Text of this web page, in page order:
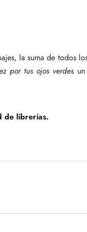
la suma de todos
por tus ojos verdesun
de librerías.